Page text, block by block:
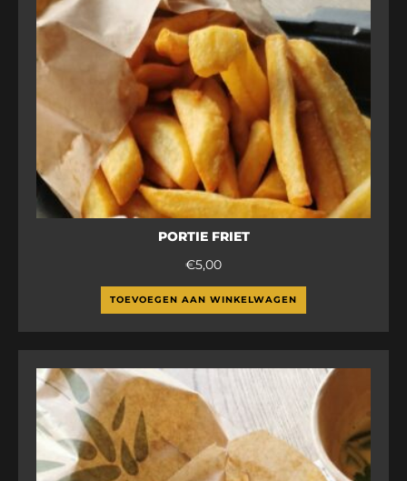
PORTIE FRIET
€5,00
TOEVOEGEN AAN WINKELWAGEN